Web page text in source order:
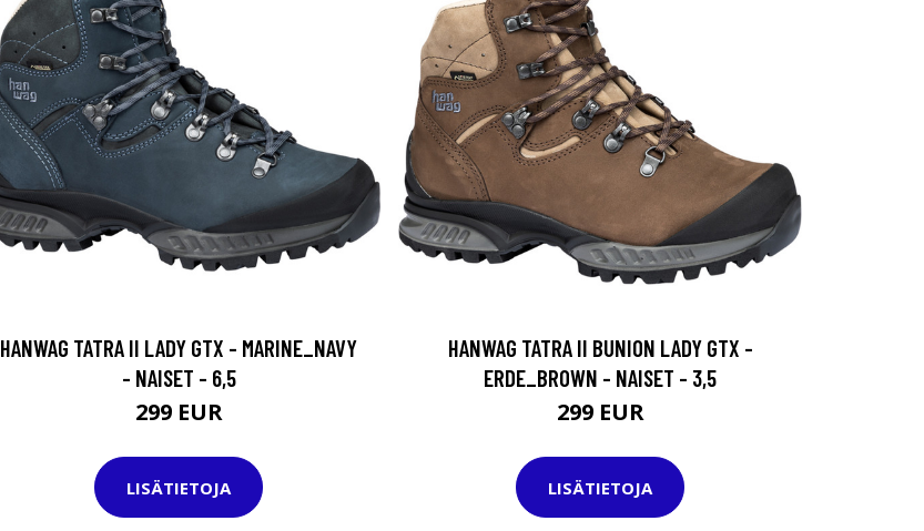
HANWAG TATRA II LADY GTX - MARINE_NAVY
- NAISET - 6,5
299 EUR
LISÄTIETOJA
HANWAG TATRA II BUNION LADY GTX -
ERDE_BROWN - NAISET - 3,5
299 EUR
LISÄTIETOJA